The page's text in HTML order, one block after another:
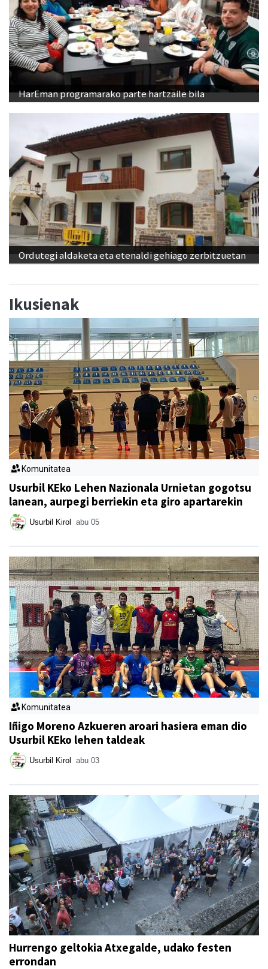
HarEman programarako parte hartzaile bila
Ordutegi aldaketa eta etenaldi gehiago zerbitzuetan
Ikusienak
Komunitatea
Usurbil KEko Lehen Nazionala Urnietan gogotsu
lanean, aurpegi berriekin eta giro apartarekin
Usurbil Kirol abu 05
Komunitatea
Iñigo Moreno Azkueren aroari hasiera eman dio
Usurbil KEko lehen taldeak
Usurbil Kirol abu 03
Hurrengo geltokia Atxegalde, udako festen
errondan